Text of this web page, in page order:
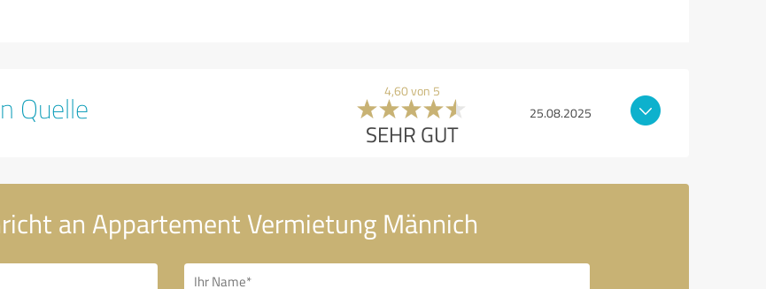
Quelle 4,60 von 5
SEHR GUT
25.08.2025
an Appartement Vermietung Männich